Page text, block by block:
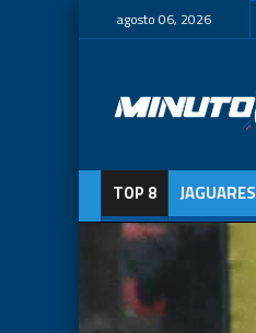
agosto 06, 2026
TOP 8 JAGUARES